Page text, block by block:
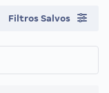
Filtros Salvos